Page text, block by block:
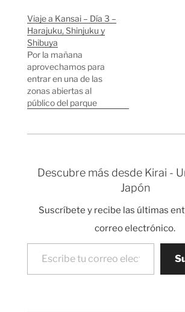
del tren bala
(Shinkansen). Lo más
interesante es que…
Viaje a Kansai – Día 3 –
Harajuku, Shinjuku y
Shibuya
Por la mañana
aprovechamos para
entrar en una de las
zonas abiertas al
público del parque
fotógrafos japoneses
Japoneses sacando
zona de Bambú. A…
Descubre más desde Kirai -
Japón
Suscríbete y recibe las últimas
correo electrónico.
Escribe tu correo electrónico…